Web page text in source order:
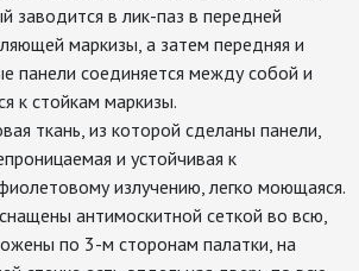
заводится в лик-паз в передней
маркизы, а затем передняя и
панели соединяется между собой и
к стойкам маркизы.
ткань, из которой сделаны панели,
и устойчивая к
излучению, легко моющаяся.
антимоскитной сеткой во всю,
по 3-м сторонам палатки, на